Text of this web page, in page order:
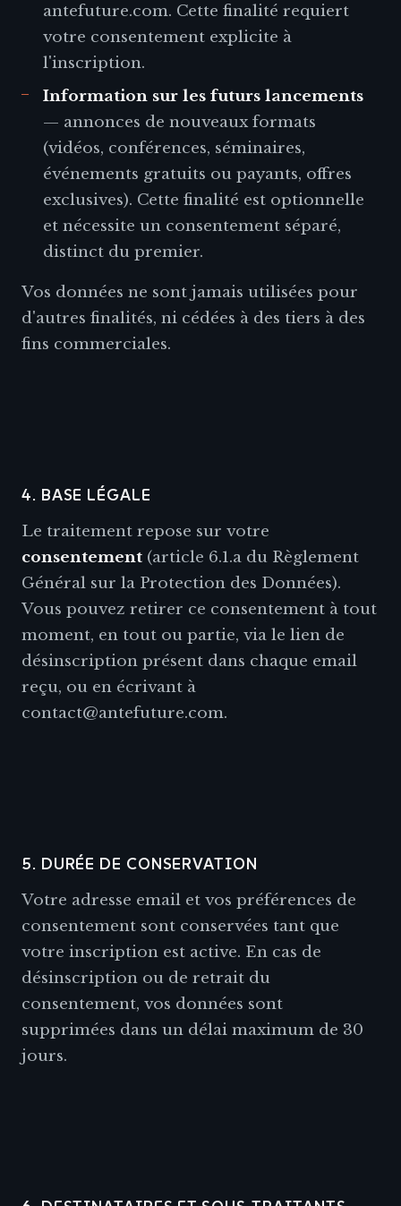
antefuture.com. Cette finalité requiert
votre consentement explicite à
l'inscription.
Information sur les futurs lancements
— annonces de nouveaux formats
(vidéos, conférences, séminaires,
événements gratuits ou payants, offres
exclusives). Cette finalité est optionnelle
et nécessite un consentement séparé,
distinct du premier.
Vos données ne sont jamais utilisées pour
d'autres finalités, ni cédées à des tiers à des
fins commerciales.
4. BASE LÉGALE
Le traitement repose sur votre
consentement (article 6.1.a du Règlement
Général sur la Protection des Données).
Vous pouvez retirer ce consentement à tout
moment, en tout ou partie, via le lien de
désinscription présent dans chaque email
reçu, ou en écrivant à
contact@antefuture.com.
5. DURÉE DE CONSERVATION
Votre adresse email et vos préférences de
consentement sont conservées tant que
votre inscription est active. En cas de
désinscription ou de retrait du
consentement, vos données sont
supprimées dans un délai maximum de 30
jours.